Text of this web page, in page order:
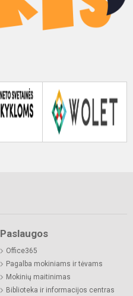
Paslaugos
Office365
Pagalba mokiniams ir tėvams
Mokinių maitinimas
Biblioteka ir informacijos centras